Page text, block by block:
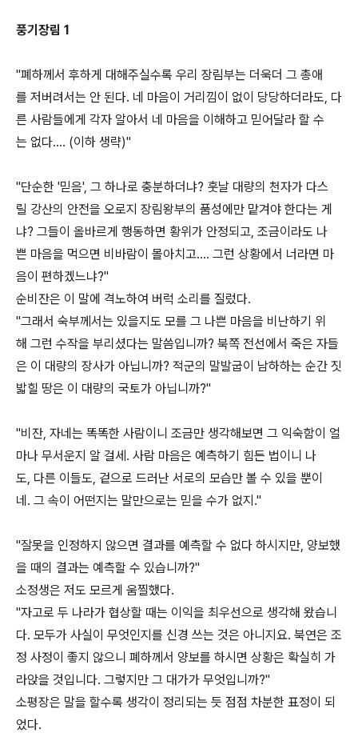
풍기장림 1
"폐하께서 후하게 대해주실수록 우리 장림부는 더욱더 그 총애
를 저버려서는 안 된다. 네 마음이 거리낌이 없이 당당하더라도, 다
른 사람들에게 각자 알아서 네 마음을 이해하고 믿어달라 할 수
는 없다.... (이하 생략)"
"단순한 '믿음', 그 하나로 충분하더냐? 훗날 대량의 천자가 다스
릴 강산의 안전을 오로지 장림왕부의 품성에만 맡겨야 한다는 게
냐? 그들이 올바르게 행동하면 황위가 안정되고, 조금이라도 나
쁜 마음을 먹으면 비바람이 몰아치고.... 그런 상황에서 너라면 마
음이 편하겠느냐?"
순비잔은 이 말에 격노하여 버럭 소리를 질렀다.
"그래서 숙부께서는 있을지도 모를 그 나쁜 마음을 비난하기 위
해 그런 수작을 부리셨다는 말씀입니까? 북쪽 전선에서 죽은 자들
은 이 대량의 장사가 아닙니까? 적군의 말발굽이 남하하는 순간 짓
밟힐 땅은 이 대량의 국토가 아닙니까?"
"비잔, 자네는 똑똑한 사람이니 조금만 생각해보면 그 익숙함이 얼
마나 무서운지 알 걸세. 사람 마음은 예측하기 힘든 법이니 나
도, 다른 이들도, 겉으로 드러난 서로의 모습만 볼 수 있을 뿐이
네. 그 속이 어떤지는 말만으로는 믿을 수가 없지."
"잘못을 인정하지 않으면 결과를 예측할 수 없다 하시지만, 양보했
을 때의 결과는 예측할 수 있습니까?"
소정생은 저도 모르게 움찔했다.
"자고로 두 나라가 협상할 때는 이익을 최우선으로 생각해 왔습니
다. 모두가 사실이 무엇인지를 신경 쓰는 것은 아니지요. 북연은 조
정 사정이 좋지 않으니 폐하께서 양보를 하시면 상황은 확실히 가
라앉을 것입니다. 그렇지만 그 대가가 무엇입니까?"
소평장은 말을 할수록 생각이 정리되는 듯 점점 차분한 표정이 되
었다.